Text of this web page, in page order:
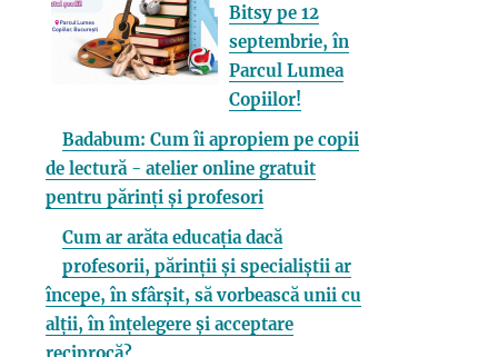
Bitsy pe 12
septembrie, în
Parcul Lumea
Copiilor!
Badabum: Cum îi apropiem pe copii
de lectură - atelier online gratuit
pentru părinți și profesori
Cum ar arăta educația dacă
profesorii, părinții și specialiștii ar
începe, în sfârșit, să vorbească unii cu
alții, în înțelegere și acceptare